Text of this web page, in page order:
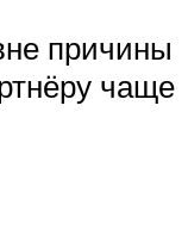
причины
чаще